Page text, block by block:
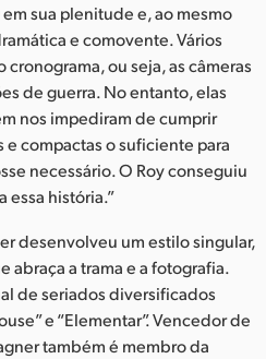
sua plenitude e, ao mesmo
e comovente. Vários
ou seja, as câmeras
de guerra. No entanto, elas
nos impediram de cumprir
compactas o suficiente para
necessário. O Roy conseguiu
essa história.”
desenvolveu um estilo singular,
abraça a trama e a fotografia.
de seriados diversificados
e “Elementar”. Vencedor de
também é membro da